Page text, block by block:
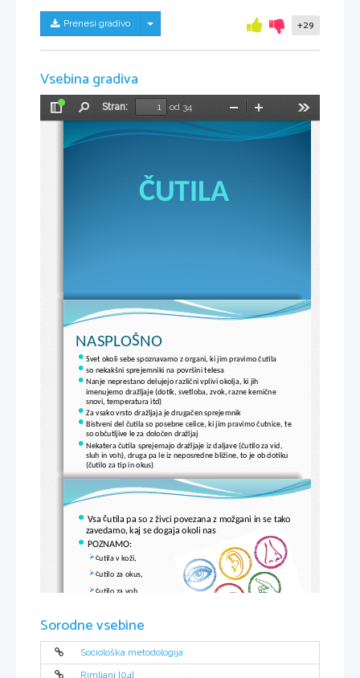
Prenesi gradivo Skrij/prikaži meni +29
Vsebina gradiva
Preklopi
vrstico
Stran:
od 34
Pomanjšaj
ČUTILA
NASPLOŠNO
 Svet okoli sebe spoznavamo z organi, ki jim pravimo čutila
 so nekakšni sprejemniki na površini telesa
 Nanje neprestano delujejo različni vplivi okolja, ki jih
imenujemo dražljaje (dotik, svetloba, zvok, razne kemične
snovi, temperatura itd)
 Za vsako vrsto dražljaja je drugačen sprejemnik
 Bistveni del čutila so posebne celice, ki jim pravimo čutnice, te
so občutljive le za določen dražljaj
 Nekatera čutila sprejemajo dražljaje iz daljave (čutilo za vid,
sluh in voh), druga pa le iz neposredne bližine, to je ob dotiku
(čutilo za tip in okus)
 Vsa čutila pa so z živci povezana z možgani in se tako
zavedamo, kaj se dogaja okoli nas
 POZNAMO:
 čutila v koži,
 čutilo za okus,
 čutilo za voh,
 čutilo za sluh in ravnotežje.
Sorodne vsebine
Sociološka metodologija
Rimljani [04]